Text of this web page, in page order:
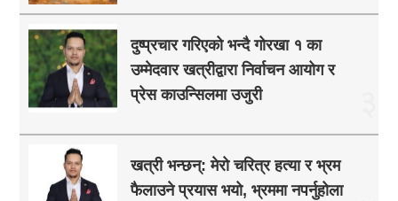
दुष्प्रचार गरिएको भन्दै गोरखा १ का
उम्मेदवार खत्रीद्वारा निर्वाचन आयोग र
प्रेस काउन्सिलमा उजुरी
खत्री भन्छन्: मेरो चरित्र हत्या र भ्रम
फैलाउने प्रयास भयो, भ्रममा नपर्नुहोला